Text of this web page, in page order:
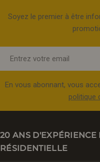
Soyez le premier à être
En vous abonnant, vous
politique
20 ANS D'EXPÉRIENCE
RÉSIDENTIELLE